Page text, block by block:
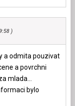
a odmita pouzivat
a povrchni
mlada…
bylo